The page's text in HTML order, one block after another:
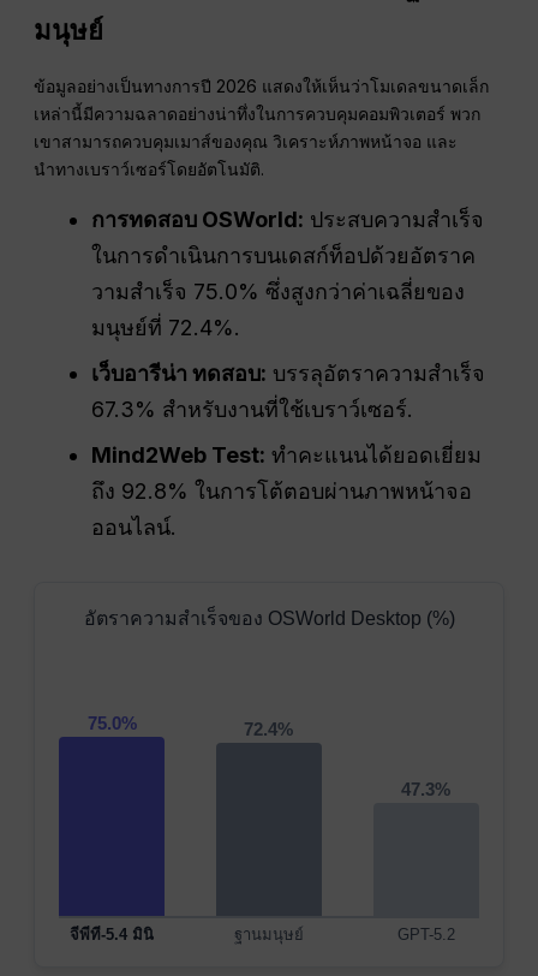
มนุษย์
ข้อมูลอย่างเป็นทางการปี 2026 แสดงให้เห็นว่าโมเดลขนาดเล็ก
เหล่านี้มีความฉลาดอย่างน่าทึ่งในการควบคุมคอมพิวเตอร์ พวก
เขาสามารถควบคุมเมาส์ของคุณ วิเคราะห์ภาพหน้าจอ และ
นำทางเบราว์เซอร์โดยอัตโนมัติ.
การทดสอบ OSWorld: ประสบความสำเร็จ
ในการดำเนินการบนเดสก์ท็อปด้วยอัตราค
วามสำเร็จ 75.0% ซึ่งสูงกว่าค่าเฉลี่ยของ
มนุษย์ที่ 72.4%.
เว็บอารีน่า ทดสอบ: บรรลุอัตราความสำเร็จ
67.3% สำหรับงานที่ใช้เบราว์เซอร์.
Mind2Web Test: ทำคะแนนได้ยอดเยี่ยม
ถึง 92.8% ในการโต้ตอบผ่านภาพหน้าจอ
ออนไลน์.
อัตราความสำเร็จของ OSWorld Desktop (%)
75.0%
จีพีที-5.4 มินิ
72.4%
ฐานมนุษย์
47.3%
GPT-5.2